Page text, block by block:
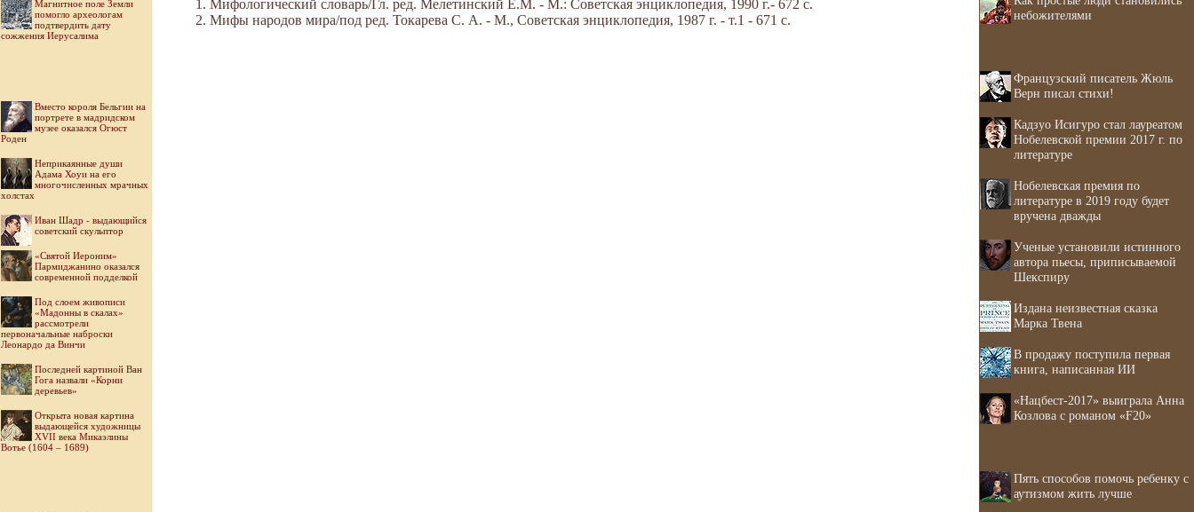
Магнитное поле Земли
помогло археологам
подтвердить дату
сожжения Иерусалима
Вместо короля Бельгии на
портрете в мадридском
музее оказался Огюст
Роден
Неприкаянные души
Адама Хоуи на его
многочисленных мрачных
холстах
Иван Шадр - выдающийся
советский скульптор
«Святой Иероним»
Пармиджанино оказался
современной подделкой
Под слоем живописи
«Мадонны в скалах»
рассмотрели
первоначальные наброски
Леонардо да Винчи
Последней картиной Ван
Гога назвали «Корни
деревьев»
Открыта новая картина
выдающейся художницы
XVII века Микаэлины
Вотье (1604 – 1689)
Мифологический словарь/Гл. ред. Мелетинский Е.М. - М.: Советская энциклопедия, 1990 г.- 672 с.
Мифы народов мира/под ред. Токарева С. А. - М., Советская энциклопедия, 1987 г. - т.1 - 671 с.
небожителями
Французский писатель Жюль
Верн писал стихи!
Кадзуо Исигуро стал лауреатом
Нобелевской премии 2017 г. по
литературе
Нобелевская премия по
литературе в 2019 году будет
вручена дважды
Ученые установили истинного
автора пьесы, приписываемой
Шекспиру
Издана неизвестная сказка
Марка Твена
В продажу поступила первая
книга, написанная ИИ
«Нацбест-2017» выиграла Анна
Козлова с романом «F20»
Пять способов помочь ребенку с
аутизмом жить лучше